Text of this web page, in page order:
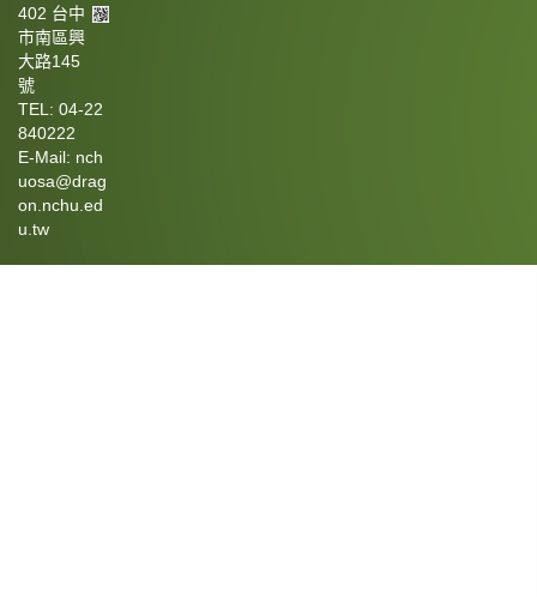
402 台中
市南區興
大路145
號
TEL: 04-22
840222
E-Mail: nch
uosa@drag
on.nchu.ed
u.tw